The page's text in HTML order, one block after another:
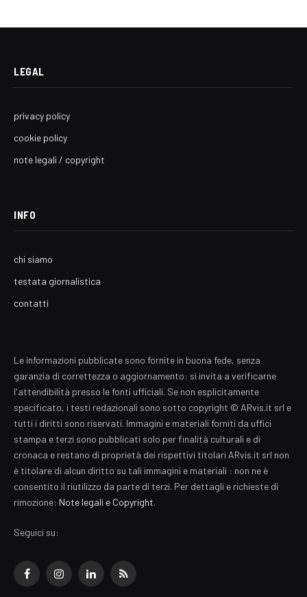
LEGAL
privacy policy
cookie policy
note legali / copyright
INFO
chi siamo
testata giornalistica
contatti
Le informazioni pubblicate sono fornite in buona fede, senza
garanzia di correttezza o aggiornamento: si invita a verificarne
l'attendibilità presso le fonti ufficiali. Se non esplicitamente
specificato, i testi redazionali sono sotto copyright © ARvis.it srl e
tutti i diritti sono riservati. Immagini e materiali forniti da uffici
stampa e terzi sono pubblicati solo per finalità culturali e di
cronaca e restano di proprietà dei rispettivi titolari ARvis.it srl non
è titolare di alcun diritto su tali immagini e materiali : non ne è
consentito il riutilizzo da parte di terzi. Per dettagli e richieste di
rimozione: Note legali e Copyright.
Seguici su:
FacebookInstagramLinkedInRSS